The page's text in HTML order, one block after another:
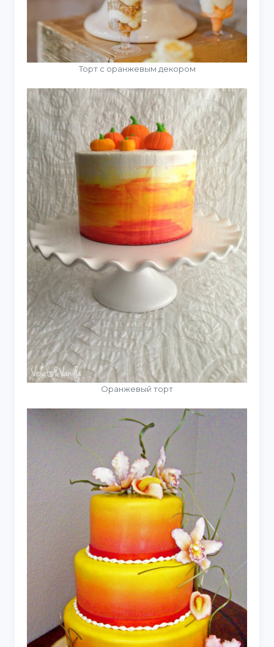
Торт с оранжевым декором
Оранжевый торт